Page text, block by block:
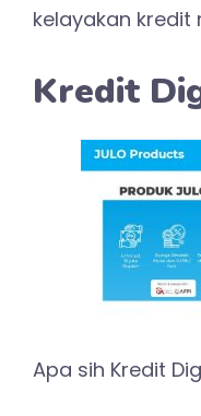
kelayakan
Kredit
Apa sih Kredit